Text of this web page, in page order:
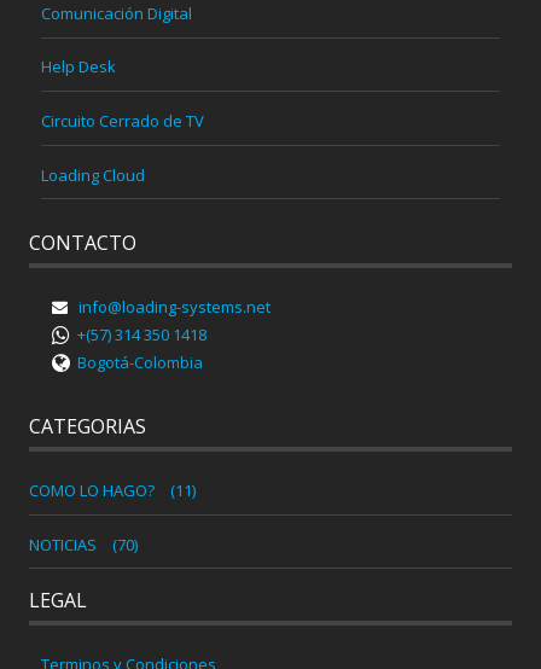
Comunicación Digital
Help Desk
Circuito Cerrado de TV
Loading Cloud
CONTACTO
info@loading-systems.net
+(57) 314 350 1418
Bogotá-Colombia
CATEGORIAS
COMO LO HAGO? (11)
NOTICIAS (70)
LEGAL
Terminos y Condiciones